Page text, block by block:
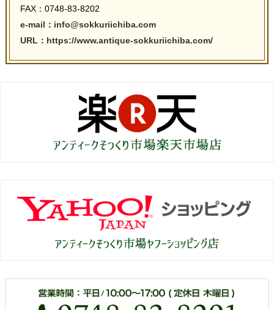
FAX：0748-83-8202
e-mail：info@sokkuriichiba.com
URL：https://www.antique-sokkuriichiba.com/